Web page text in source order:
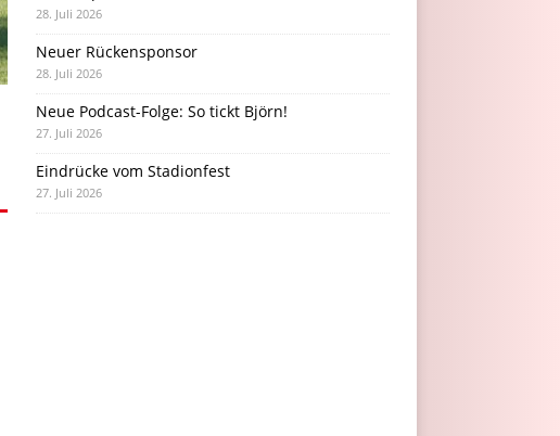
28. Juli 2026
Neuer Rückensponsor
28. Juli 2026
Neue Podcast-Folge: So tickt Björn!
27. Juli 2026
Eindrücke vom Stadionfest
27. Juli 2026